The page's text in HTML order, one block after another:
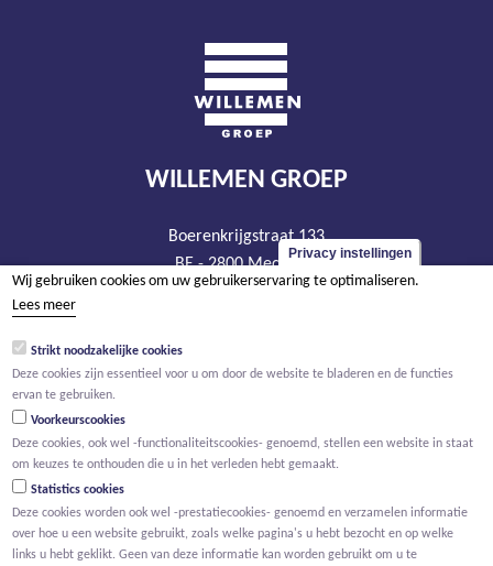
WILLEMEN GROEP
Boerenkrijgstraat 133
BE - 2800 Mechelen
tel +32 15 569 965
BTW BE 0466.256.432
Privacy instellingen
Wij gebruiken cookies om uw gebruikerservaring te optimaliseren.
Lees meer
Strikt noodzakelijke cookies
Deze cookies zijn essentieel voor u om door de website te bladeren en de functies
ervan te gebruiken.
Voorkeurscookies
Deze cookies, ook wel -functionaliteitscookies- genoemd, stellen een website in staat
om keuzes te onthouden die u in het verleden hebt gemaakt.
Statistics cookies
Deze cookies worden ook wel -prestatiecookies- genoemd en verzamelen informatie
over hoe u een website gebruikt, zoals welke pagina's u hebt bezocht en op welke
links u hebt geklikt. Geen van deze informatie kan worden gebruikt om u te